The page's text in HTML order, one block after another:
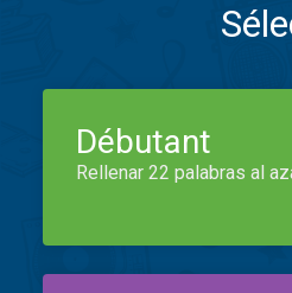
Débutant
Rellenar 22 palabras al